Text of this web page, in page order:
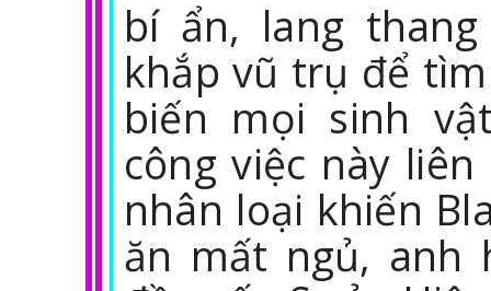
bí ẩn, lang
khắp vũ trụ để
biến mọi sinh
công việc này
nhân loại khiến
ăn mất ngủ, anh